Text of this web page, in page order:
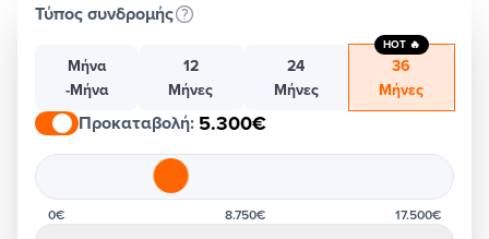
Τύπος συνδρομής
Μήνα
-Μήνα
12
Μήνες
24
Μήνες
36
Μήνες
HOT 🔥
Προκαταβολή: 5.300€
0€ 8.750€ 17.500€